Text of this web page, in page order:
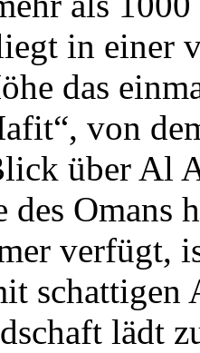
in einer
das
von
über Al
des Omans
verfügt,
lädt